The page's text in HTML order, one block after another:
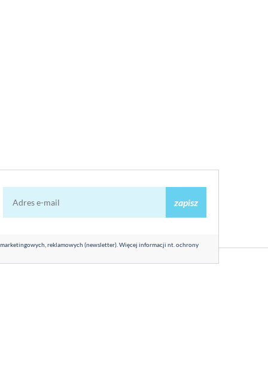
zapisz
reklamowych (newsletter). Więcej informacji nt. ochrony